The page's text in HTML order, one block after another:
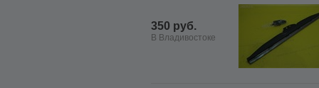
350 руб.
В Владивостоке